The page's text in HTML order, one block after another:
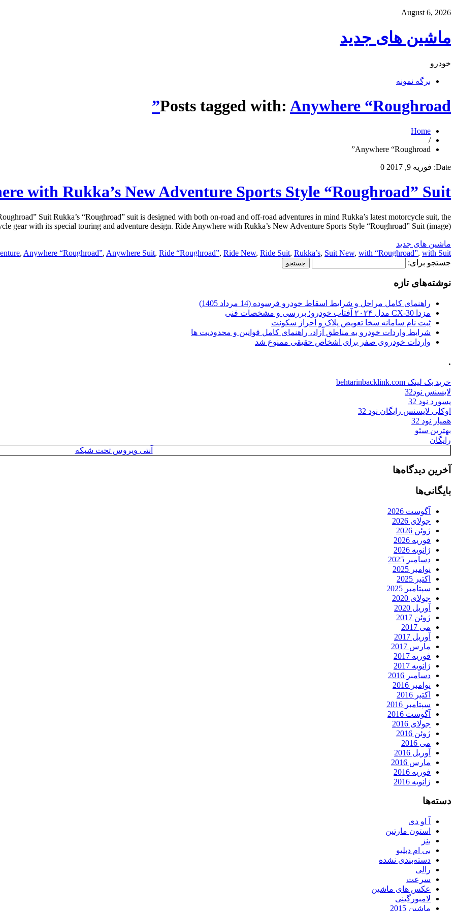
August 6, 2026
ماشین های جدید
خودرو
برگه نمونه
Posts tagged with: Anywhere “Roughroad”
Home
/
Anywhere “Roughroad”
Date: فوریه 9, 2017 0
with Rukka’s New Adventure Sports Style “Roughroad” Suit
Suit Rukka’s “Roughroad” suit is designed with both on-road and off-road adventures in mind Rukka’s latest motorcycle suit, the
gear with its special touring and adventure design. Ride Anywhere with Rukka’s New Adventure Sports Style “Roughroad” Suit (image) […]
ماشین های جدید
, Anywhere “Roughroad”, Anywhere Suit, Ride “Roughroad”, Ride New, Ride Suit, Rukka’s, Suit New, with “Roughroad”, with Suit
جستجو برای:
نوشته‌های تازه
راهنمای کامل مراحل و شرایط اسقاط خودرو فرسوده (14 مرداد 1405)
مزدا CX-30 مدل ۲۰۲۴ آفتاب خودرو؛ بررسی و مشخصات فنی
ثبت نام سامانه سخا تعویض پلاک و احراز سکونت
شرایط واردات خودرو به مناطق آزاد، راهنمای کامل قوانین و محدودیت ها
واردات خودروی صفر برای اشخاص حقیقی ممنوع شد
.
خرید بک لینک behtarinbacklink.com
لایسنس نود32
پسورد نود 32
اوکلی لایسنس رایگان نود 32
همیار نود 32
بهترین سئو
رایگان
آنتی ویروس تحت شبکه
آخرین دیدگاه‌ها
بایگانی‌ها
آگوست 2026
جولای 2026
ژوئن 2026
فوریه 2026
ژانویه 2026
دسامبر 2025
نوامبر 2025
اکتبر 2025
سپتامبر 2025
جولای 2020
آوریل 2020
ژوئن 2017
می 2017
آوریل 2017
مارس 2017
فوریه 2017
ژانویه 2017
دسامبر 2016
نوامبر 2016
اکتبر 2016
سپتامبر 2016
آگوست 2016
جولای 2016
ژوئن 2016
می 2016
آوریل 2016
مارس 2016
فوریه 2016
ژانویه 2016
دسته‌ها
آ او دی
استون مارتین
بنز
بی ام دبلیو
دسته‌بندی نشده
رالی
سرعت
عکس های ماشین
لامبورگینی
ماشین 2015